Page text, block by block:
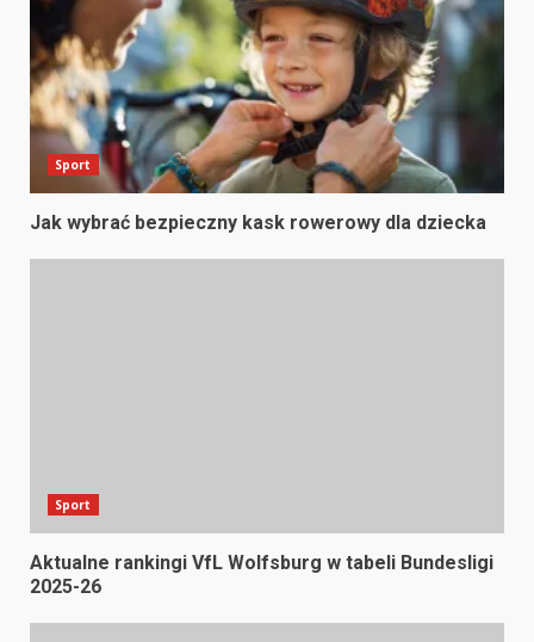
Sport
Jak wybrać bezpieczny kask rowerowy dla dziecka
Sport
Aktualne rankingi VfL Wolfsburg w tabeli Bundesligi
2025-26